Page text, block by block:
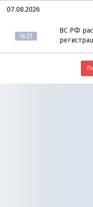
07.08.2026
16:21
ВС РФ